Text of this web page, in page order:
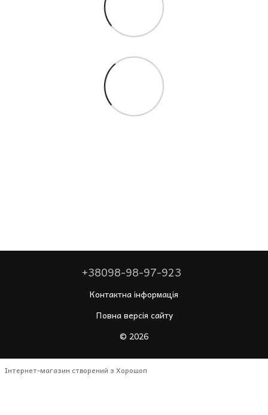
+38098-98-97-923
Контактна інформація
Повна версія сайту
© 2026
Інтернет-магазин створений з Хорошоп